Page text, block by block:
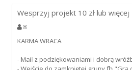
Wesprzyj projekt 10 zł lub więcej
8
KARMA WRACA
- Mail z podziękowaniami i dobrą